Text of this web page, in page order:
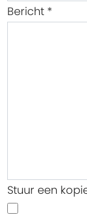
Bericht *
Stuur een